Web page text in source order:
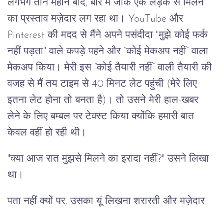
लगभग तीन महीने बाद, बार में जाके एक लड़के से मिलने
का प्रस्ताव मज़ेदार लग रहा था। YouTube और
Pinterest की मदद से मैंने अपने पसंदीदा "मुझे कोई फर्क
नहीं पड़ता" वाले कपड़े पहने और “कोई मेकअप नहीं” वाला
मेकअप किया। मेरी इस “कोई तैयारी नहीं” वाली तैयारी की
वजह से मैं तय टाइम से 40 मिनट लेट पहुंची (मेरे लिए
इतना लेट होना तो बनता है)। तो उसने मेरी हाल-खबर
लेने के लिए बम्बल पर टेक्स्ट किया क्योंकि हमारी बात
केवल वहीं हो रही थी।
"क्या आज रात मुझसे मिलने का इरादा नहीं?" उसने लिखा
था।
पता नहीं क्यों पर, उसका यूं लिखना शरारती और मज़ेदार